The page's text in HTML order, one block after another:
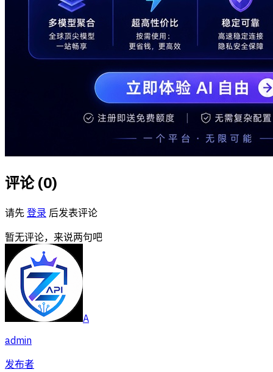
评论 (0)
请先 登录 后发表评论
暂无评论，来说两句吧
A
admin
发布者